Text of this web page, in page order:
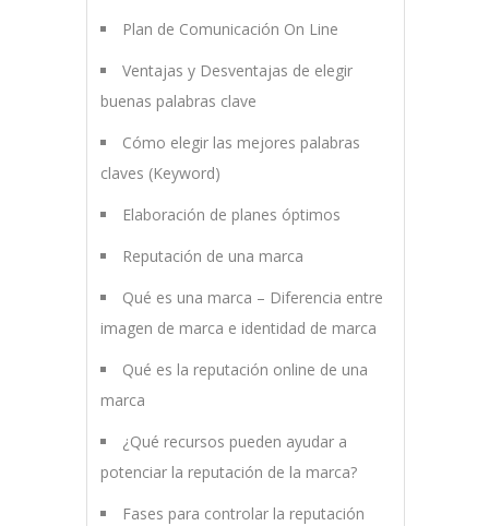
Plan de Comunicación On Line
Ventajas y Desventajas de elegir
buenas palabras clave
Cómo elegir las mejores palabras
claves (Keyword)
Elaboración de planes óptimos
Reputación de una marca
Qué es una marca – Diferencia entre
imagen de marca e identidad de marca
Qué es la reputación online de una
marca
¿Qué recursos pueden ayudar a
potenciar la reputación de la marca?
Fases para controlar la reputación